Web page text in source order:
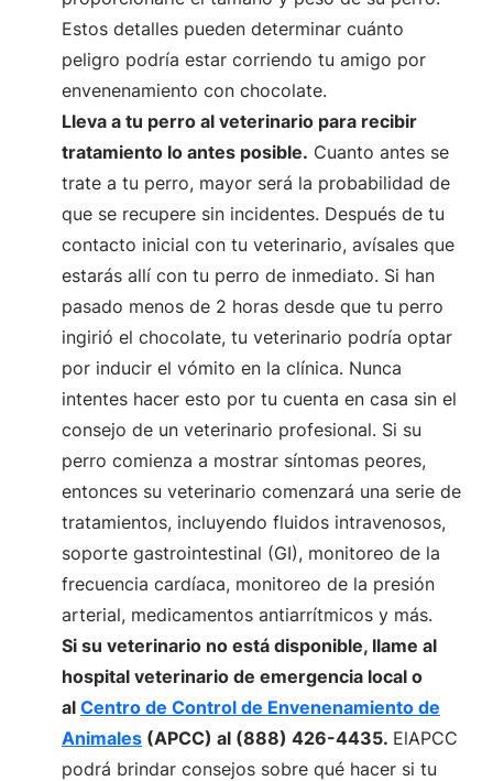
Estos detalles pueden determinar cuánto
peligro podría estar corriendo tu amigo por
envenenamiento con chocolate.
Lleva a tu perro al veterinario para recibir
tratamiento lo antes posible. Cuanto antes se
trate a tu perro, mayor será la probabilidad de
que se recupere sin incidentes. Después de tu
contacto inicial con tu veterinario, avísales que
estarás allí con tu perro de inmediato. Si han
pasado menos de 2 horas desde que tu perro
ingirió el chocolate, tu veterinario podría optar
por inducir el vómito en la clínica. Nunca
intentes hacer esto por tu cuenta en casa sin el
consejo de un veterinario profesional. Si su
perro comienza a mostrar síntomas peores,
entonces su veterinario comenzará una serie de
tratamientos, incluyendo fluidos intravenosos,
soporte gastrointestinal (GI), monitoreo de la
frecuencia cardíaca, monitoreo de la presión
arterial, medicamentos antiarrítmicos y más.
Si su veterinario no está disponible, llame al
hospital veterinario de emergencia local o
al Centro de Control de Envenenamiento de
Animales (APCC) al (888) 426-4435. ElAPCC
podrá brindar consejos sobre qué hacer si tu